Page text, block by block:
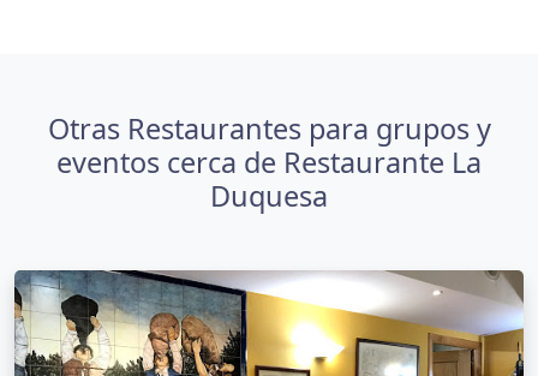
Otras Restaurantes para grupos y
eventos cerca de Restaurante La
Duquesa